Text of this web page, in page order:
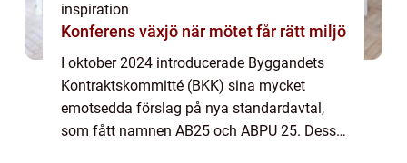
inspiration
Konferens växjö när mötet får rätt miljö
I oktober 2024 introducerade Byggandets
Kontraktskommitté (BKK) sina mycket
emotsedda förslag på nya standardavtal,
som fått namnen AB25 och ABPU 25. Dessa